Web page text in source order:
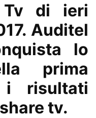
Tv di ieri
Auditel
lo
prima
i risultati
tv.